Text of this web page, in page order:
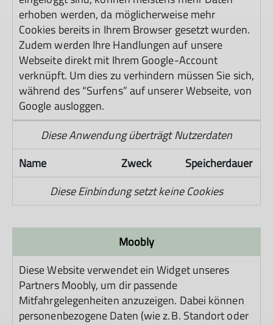
erhoben werden, da möglicherweise mehr
Cookies bereits in Ihrem Browser gesetzt wurden.
Zudem werden Ihre Handlungen auf unsere
Webseite direkt mit Ihrem Google-Account
verknüpft. Um dies zu verhindern müssen Sie sich,
während des “Surfens” auf unserer Webseite, von
Google ausloggen.
Diese Anwendung überträgt Nutzerdaten
Name
Zweck
Speicherdauer
Diese Einbindung setzt keine Cookies
Moobly
Diese Website verwendet ein Widget unseres
Partners Moobly, um dir passende
Mitfahrgelegenheiten anzuzeigen. Dabei können
personenbezogene Daten (wie z. B. Standort oder